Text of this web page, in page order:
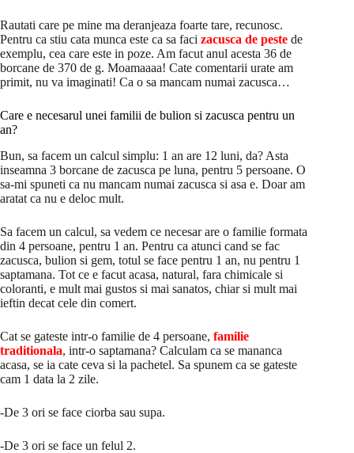
Rautati care pe mine ma deranjeaza foarte tare, recunosc.
Pentru ca stiu cata munca este ca sa faci zacusca de peste de
exemplu, cea care este in poze. Am facut anul acesta 36 de
borcane de 370 de g. Moamaaaa! Cate comentarii urate am
primit, nu va imaginati! Ca o sa mancam numai zacusca…
Care e necesarul unei familii de bulion si zacusca pentru un
an?
Bun, sa facem un calcul simplu: 1 an are 12 luni, da? Asta
inseamna 3 borcane de zacusca pe luna, pentru 5 persoane. O
sa-mi spuneti ca nu mancam numai zacusca si asa e. Doar am
aratat ca nu e deloc mult.
Sa facem un calcul, sa vedem ce necesar are o familie formata
din 4 persoane, pentru 1 an. Pentru ca atunci cand se fac
zacusca, bulion si gem, totul se face pentru 1 an, nu pentru 1
saptamana. Tot ce e facut acasa, natural, fara chimicale si
coloranti, e mult mai gustos si mai sanatos, chiar si mult mai
ieftin decat cele din comert.
Cat se gateste intr-o familie de 4 persoane, familie
traditionala, intr-o saptamana? Calculam ca se mananca
acasa, se ia cate ceva si la pachetel. Sa spunem ca se gateste
cam 1 data la 2 zile.
-De 3 ori se face ciorba sau supa.
-De 3 ori se face un felul 2.